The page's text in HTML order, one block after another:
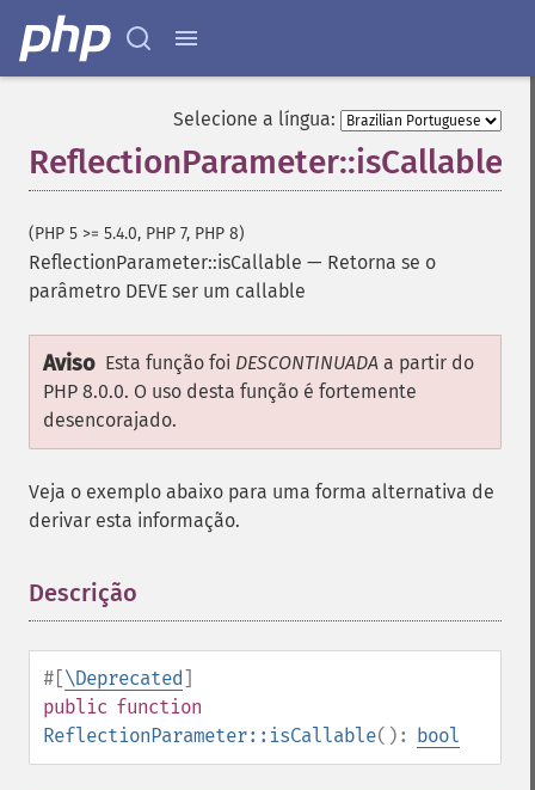
Selecione a língua:
ReflectionParameter::isCallable
(PHP 5 >= 5.4.0, PHP 7, PHP 8)
ReflectionParameter::isCallable — Retorna se o
parâmetro DEVE ser um callable
Aviso Esta função foi DESCONTINUADA a partir do
PHP 8.0.0. O uso desta função é fortemente
desencorajado.
Veja o exemplo abaixo para uma forma alternativa de
derivar esta informação.
Descrição
#[\Deprecated]
public function
ReflectionParameter::isCallable(): bool